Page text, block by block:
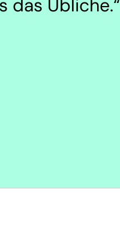
das Übliche.“